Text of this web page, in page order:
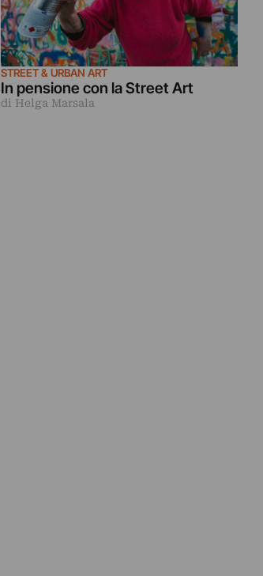
STREET & URBAN ART
In pensione con la Street Art
di Helga Marsala